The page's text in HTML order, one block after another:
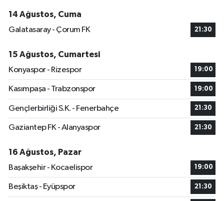
14 Ağustos, Cuma
Galatasaray - Çorum FK
21:30
15 Ağustos, Cumartesi
Konyaspor - Rizespor
19:00
Kasımpaşa - Trabzonspor 19:00
Gençlerbirliği S.K. - Fenerbahçe 21:30
Gaziantep FK - Alanyaspor 21:30
16 Ağustos, Pazar
Başakşehir - Kocaelispor
19:00
Beşiktaş - Eyüpspor 21:30